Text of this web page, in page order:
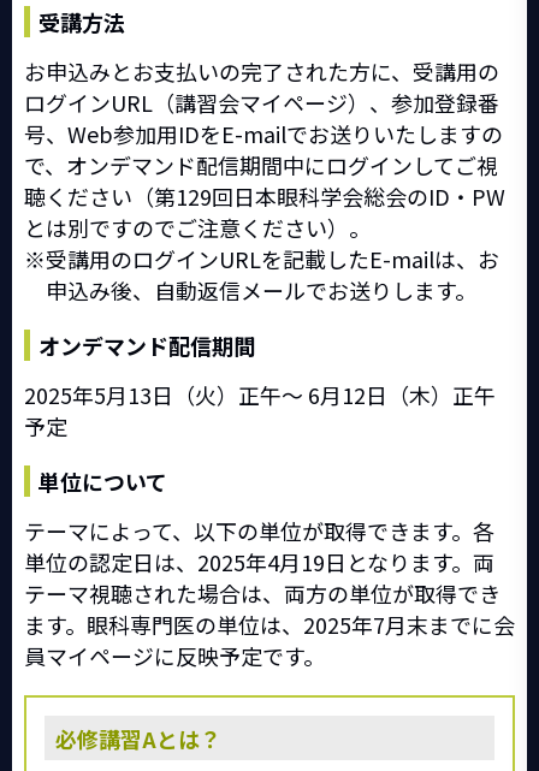
受講方法
お申込みとお支払いの完了された方に、受講用の
ログインURL（講習会マイページ）、参加登録番
号、Web参加用IDをE-mailでお送りいたしますの
で、オンデマンド配信期間中にログインしてご視
聴ください（第129回日本眼科学会総会のID・PW
とは別ですのでご注意ください）。
受講用のログインURLを記載したE-mailは、お
申込み後、自動返信メールでお送りします。
オンデマンド配信期間
2025年5月13日（火）正午～ 6月12日（木）正午
予定
単位について
テーマによって、以下の単位が取得できます。各
単位の認定日は、2025年4月19日となります。両
テーマ視聴された場合は、両方の単位が取得でき
ます。眼科専門医の単位は、2025年7月末までに会
員マイページに反映予定です。
必修講習Aとは？